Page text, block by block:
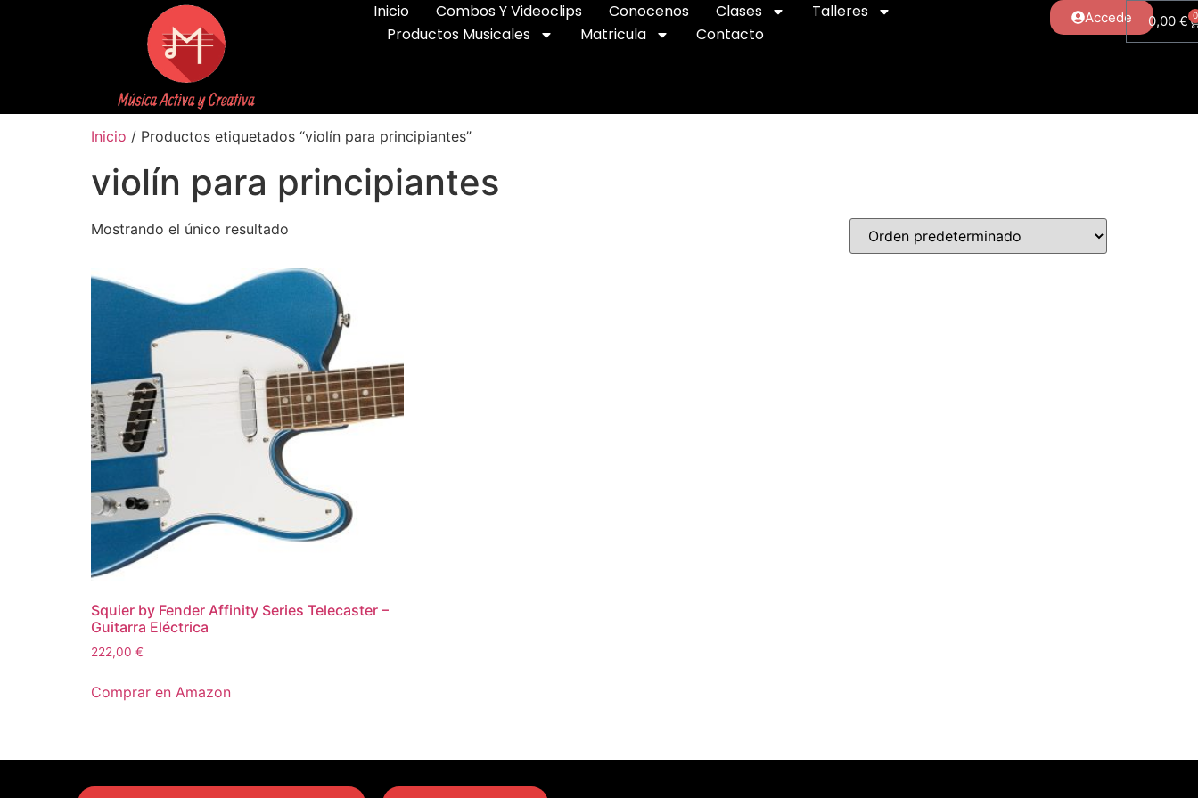
Inicio Combos Y Videoclips Conocenos Clases
Talleres
Productos Musicales
Matricula Contacto
Accede 0,00€ 0
Inicio / Productos etiquetados “violín para principiantes”
violín para principiantes
Mostrando el único resultado
Squier by Fender Affinity Series Telecaster –
Guitarra Eléctrica
222,00 €
Comprar en Amazon